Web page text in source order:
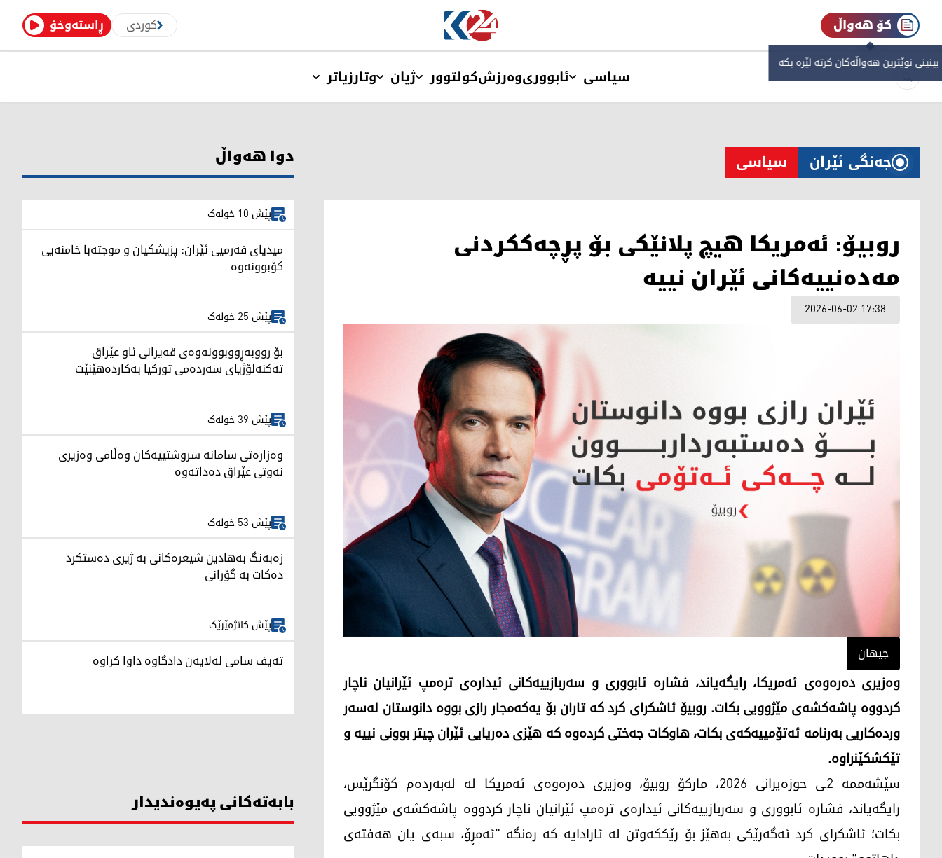
ڕاستەوخۆ کوردی کۆ هەواڵ
نوێترین هەواڵەکان کرتە لێرە بکە
سیاسی ئابووریوەرزشکولتوور ژیان وتارزیاتر
جەنگی ئێران سیاسی
روبیۆ: ئەمریکا هیچ پلانێکی بۆ پڕچەککردنی
مەدەنییەکانی ئێران نییە
2026-06-02 17:38
جیهان
وەزیری دەرەوەی ئەمریکا، رایگەیاند، فشارە ئابووری و سەربازییەکانی ئیدارەی ترەمپ ئێرانیان ناچار
کردووە پاشەکشەی مێژوویی بکات. روبیۆ ئاشکرای کرد کە تاران بۆ یەکەمجار رازی بووە دانوستان لەسەر
وردەکاریی بەرنامە ئەتۆمییەکەی بکات، هاوکات جەختی کردەوە کە هێزی دەریایی ئێران چیتر بوونی نییە و
تێکشکێنراوە.
سێشەممە 2ـی حوزەیرانی 2026، مارکۆ روبیۆ، وەزیری دەرەوەی ئەمریکا لە لەبەردەم کۆنگرێس،
رایگەیاند، فشارە ئابووری و سەربازییەکانی ئیدارەی ترەمپ ئێرانیان ناچار کردووە پاشەکشەی مێژوویی
بکات؛ ئاشکرای کرد ئەگەرێکی بەهێز بۆ رێککەوتن لە ئارادایە کە رەنگە "ئەمڕۆ، سبەی یان هەفتەی
دوا هەواڵ
پێش 10 خولەک
میدیای فەرمیی ئێران: پزیشکیان و موجتەبا خامنەیی
کۆبوونەوە
پێش 25 خولەک
بۆ رووبەڕووبوونەوەی قەیرانی ئاو عێراق
تەکنەلۆژیای سەردەمی تورکیا بەکاردەهێنێت
پێش 39 خولەک
وەزارەتی سامانە سروشتییەکان وەڵامی وەزیری
نەوتی عێراق دەداتەوە
پێش 53 خولەک
زەبەنگ بەهادین شیعرەکانی بە ژیری دەستکرد
دەکات بە گۆرانی
پێش کاتژمێرێک
تەیف سامی لەلایەن دادگاوە داوا کراوە
بابەتەکانی پەیوەندیدار